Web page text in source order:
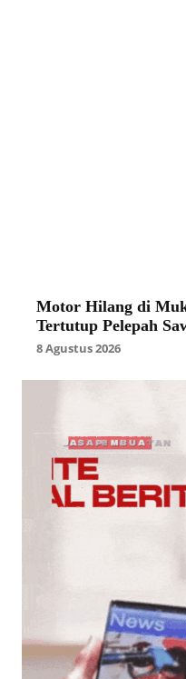
Motor Hilang di
Tertutup Pelepah
8 Agustus 2026